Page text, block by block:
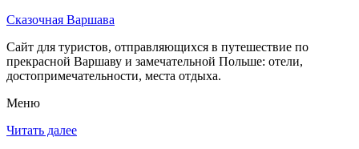
Сказочная Варшава
Сайт для туристов, отправляющихся в путешествие по
прекрасной Варшаву и замечательной Польше: отели,
достопримечательности, места отдыха.
Меню
Читать далее